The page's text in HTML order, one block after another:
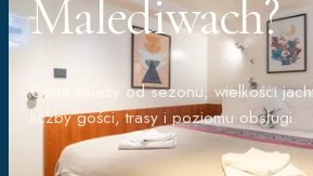
Malediwach?
Cena zależy od sezonu, wielkości
liczby gości, trasy i poziomu obsługi.